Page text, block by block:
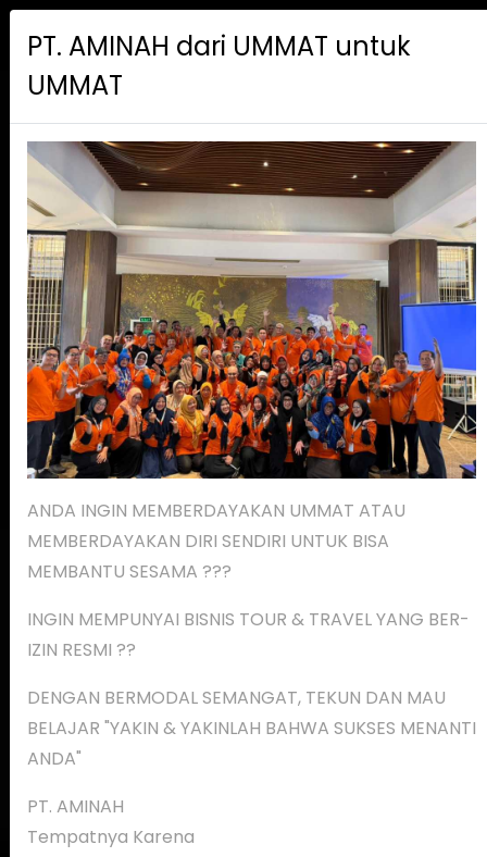
PT. AMINAH MENU
PT. AMINAH dari UMMAT untuk
UMMAT
ANDA INGIN MEMBERDAYAKAN UMMAT ATAU
MEMBERDAYAKAN DIRI SENDIRI UNTUK BISA
MEMBANTU SESAMA ???
INGIN MEMPUNYAI BISNIS TOUR & TRAVEL YANG BER-
IZIN RESMI ??
DENGAN BERMODAL SEMANGAT, TEKUN DAN MAU
BELAJAR "YAKIN & YAKINLAH BAHWA SUKSES MENANTI
ANDA"
PT. AMINAH
Tempatnya Karena